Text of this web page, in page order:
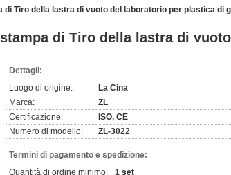
di Tiro della lastra di vuoto del laboratorio per plastica di
di Tiro della lastra di vuoto
Dettagli:
Luogo di origine:
La Cina
Marca:
ZL
Certificazione:
ISO, CE
Numero di modello:
ZL-3022
Termini di pagamento e spedizione:
Quantità di ordine minimo:
1 set